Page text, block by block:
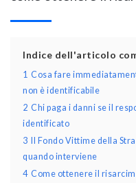
Indice dell'articolo
1 Cosa fare
non è identificabile
2 Chi paga i danni se il
identificato
3
Il Fondo Vittime della
quando interviene
4 Come ottenere il